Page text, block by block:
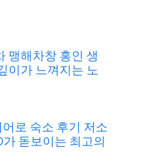
맹해차창 홍인 생
이가 느껴지는 노
로 숙소 후기 저소
돋보이는 최고의